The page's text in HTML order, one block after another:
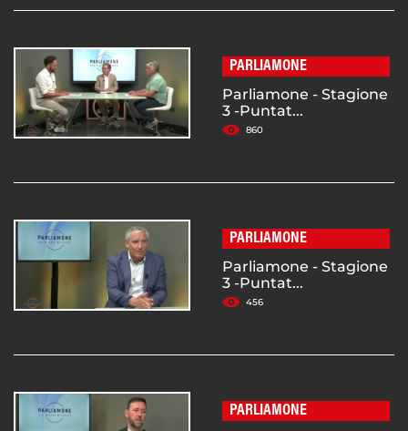
PARLIAMONE
Parliamone - Stagione
3 -Puntat...
860
PARLIAMONE
Parliamone - Stagione
3 -Puntat...
456
PARLIAMONE